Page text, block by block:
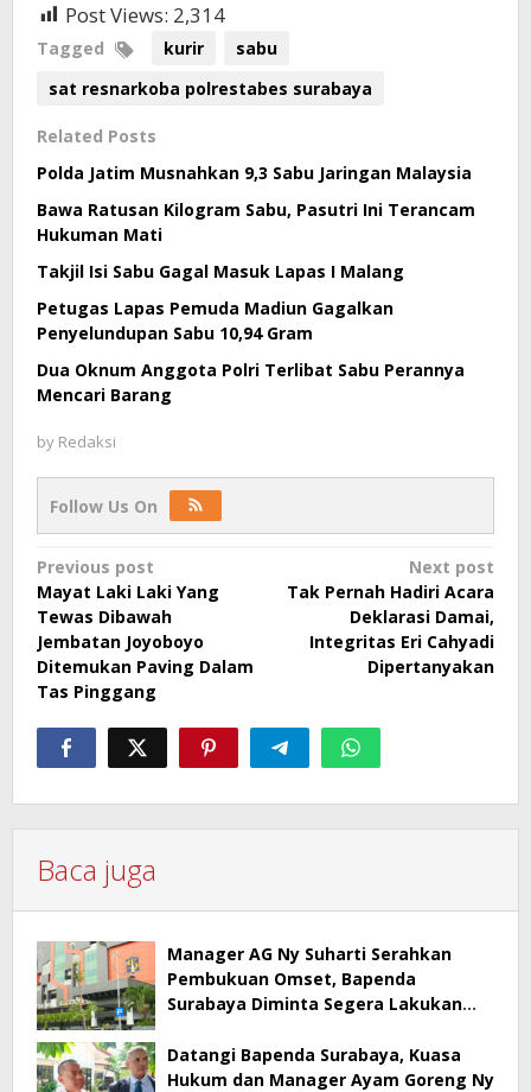
Post Views: 2,314
Tagged kurir
sabu
sat resnarkoba polrestabes surabaya
Related Posts
Polda Jatim Musnahkan 9,3 Sabu Jaringan Malaysia
Bawa Ratusan Kilogram Sabu, Pasutri Ini Terancam
Hukuman Mati
Takjil Isi Sabu Gagal Masuk Lapas I Malang
Petugas Lapas Pemuda Madiun Gagalkan
Penyelundupan Sabu 10,94 Gram
Dua Oknum Anggota Polri Terlibat Sabu Perannya
Mencari Barang
by Redaksi
Follow Us On
Post
navigation
Previous post
Mayat Laki Laki Yang
Tewas Dibawah
Jembatan Joyoboyo
Ditemukan Paving Dalam
Tas Pinggang
Next post
Tak Pernah Hadiri Acara
Deklarasi Damai,
Integritas Eri Cahyadi
Dipertanyakan
Baca juga
Manager AG Ny Suharti Serahkan
Pembukuan Omset, Bapenda
Surabaya Diminta Segera Lakukan
Datangi Bapenda Surabaya, Kuasa
Hukum dan Manager Ayam Goreng Ny